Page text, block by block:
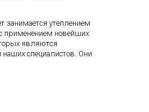
занимается утеплением
применением новейших
являются
специалистов. Они